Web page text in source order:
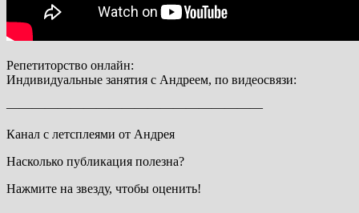
Репетиторство онлайн:
Индивидуальные занятия с Андреем, по видеосвязи:
————————————————————
Канал с летсплеями от Андрея
Насколько публикация полезна?
Нажмите на звезду, чтобы оценить!